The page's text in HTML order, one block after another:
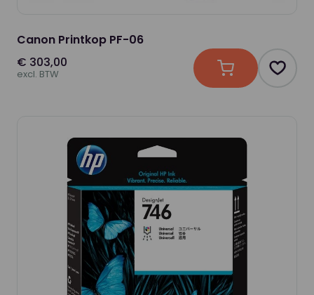
Canon Printkop PF-06
€ 303,00
excl. BTW In winkelwagen